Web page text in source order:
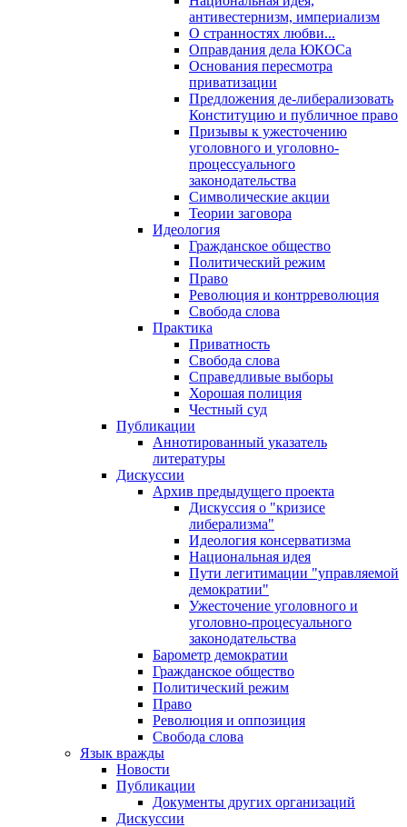
антивестернизм, империализм
О странностях любви...
Оправдания дела ЮКОСа
Основания пересмотра
приватизации
Предложения де-либерализовать
Конституцию и публичное право
Призывы к ужесточению
уголовного и уголовно-
процессуального
законодательства
Символические акции
Теории заговора
Идеология
Гражданское общество
Политический режим
Право
Революция и контрреволюция
Свобода слова
Практика
Приватность
Свобода слова
Справедливые выборы
Хорошая полиция
Честный суд
Публикации
Аннотированный указатель
литературы
Дискуссии
Архив предыдущего проекта
Дискуссия о "кризисе
либерализма"
Идеология консерватизма
Национальная идея
Пути легитимации "управляемой
демократии"
Ужесточение уголовного и
уголовно-процесуального
законодательства
Барометр демократии
Гражданское общество
Политический режим
Право
Революция и оппозиция
Свобода слова
Язык вражды
Новости
Публикации
Документы других организаций
Дискуссии